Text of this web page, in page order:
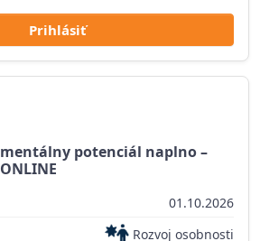
Prihlásiť
potenciál naplno –
01.10.2026
Rozvoj osobnosti